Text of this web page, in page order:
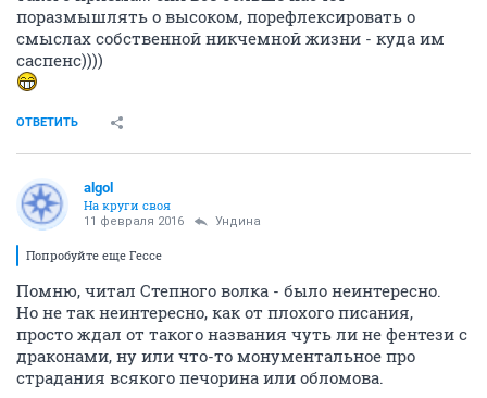
поразмышлять о высоком, порефлексировать о
смыслах собственной никчемной жизни - куда им
саспенс))))
ОТВЕТИТЬ
аlgоl
На круги своя
11 февраля 2016 Ундинa
Попробуйте еще Гессе
Помню, читал Степного волка - было неинтересно.
Но не так неинтересно, как от плохого писания,
просто ждал от такого названия чуть ли не фентези с
драконами, ну или что-то монументальное про
страдания всякого печорина или обломова.